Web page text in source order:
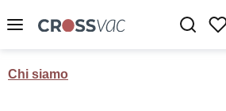
Passa al contenuto principale
Chi siamo